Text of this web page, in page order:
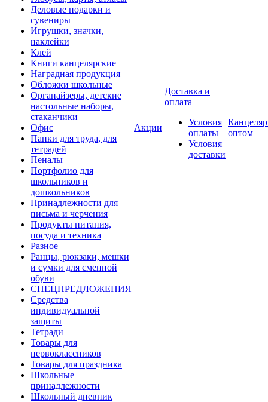
Деловые подарки и
сувениры
Игрушки, значки,
наклейки
Клей
Книги канцелярские
Наградная продукция
Обложки школьные
Органайзеры, детские
настольные наборы,
стаканчики
Офис
Папки для труда, для
тетрадей
Пеналы
Портфолио для
школьников и
дошкольников
Принадлежности для
письма и черчения
Продукты питания,
посуда и техника
Разное
Ранцы, рюкзаки, мешки
и сумки для сменной
обуви
СПЕЦПРЕДЛОЖЕНИЯ
Средства
индивидуальной
защиты
Тетради
Товары для
первоклассников
Товары для праздника
Школьные
принадлежности
Школьный дневник
Акции
Доставка и
оплата
Условия
оплаты
Условия
доставки
оптом